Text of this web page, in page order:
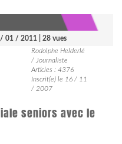
01 / 2011 | 28 vues
Rodolphe Helderlé
/ Journaliste
Articles : 4376
Inscrit(e) le 16 / 11
/ 2007
seniors avec le